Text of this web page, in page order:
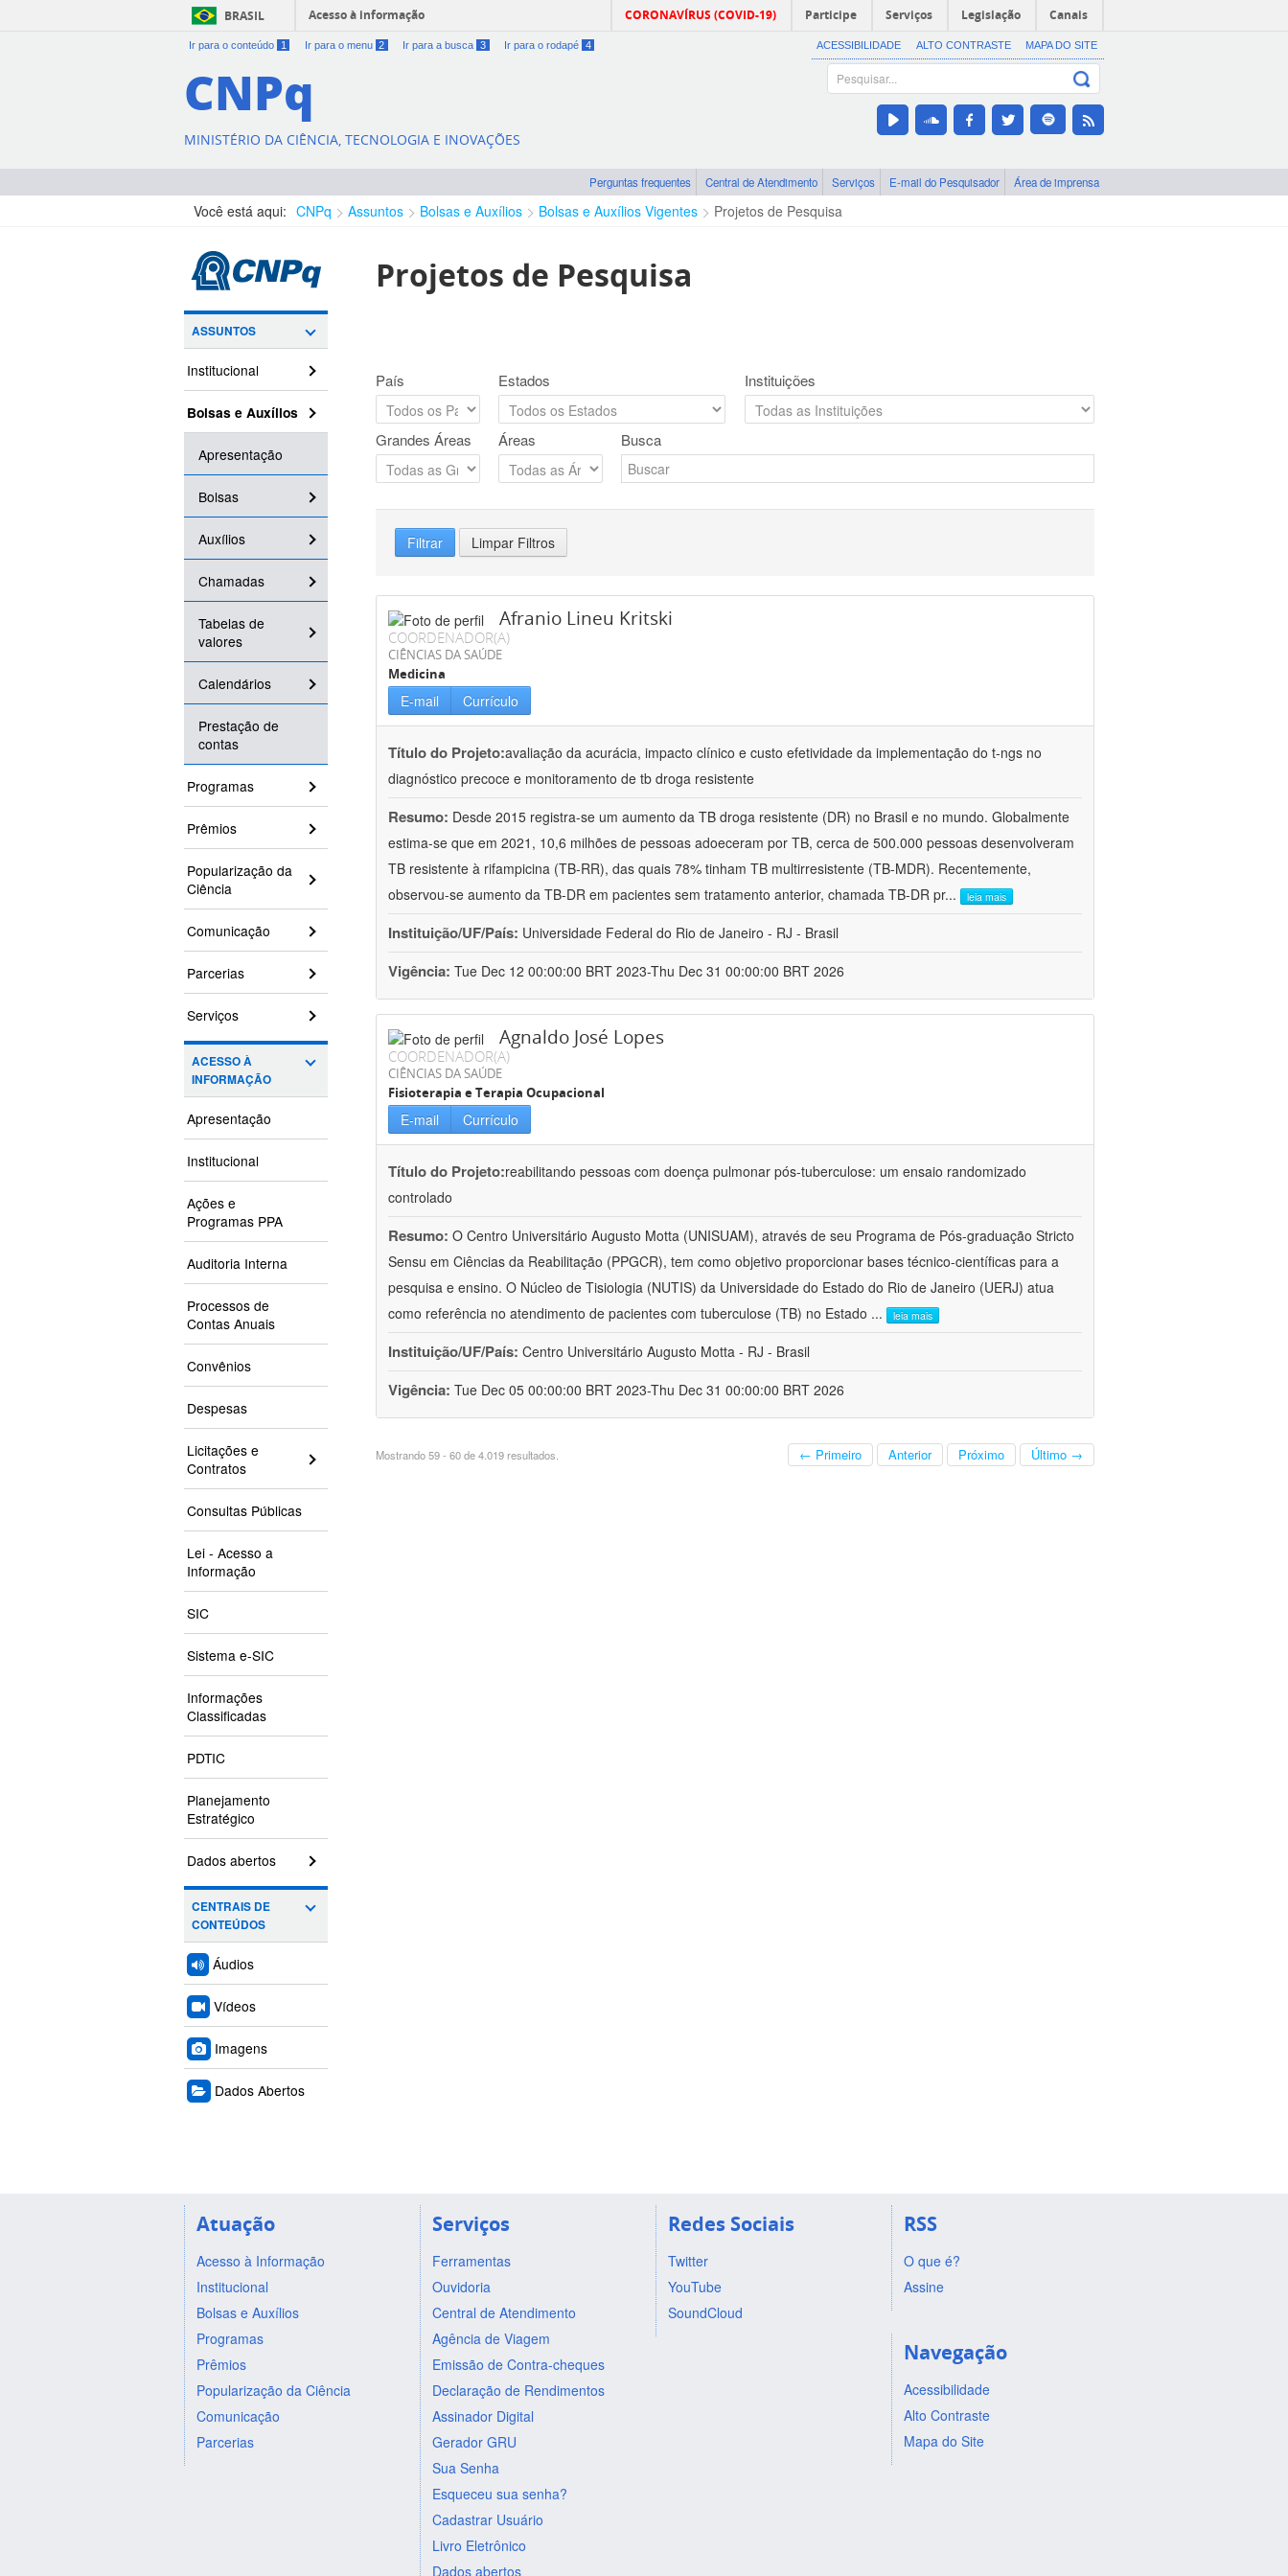
BRASIL Acesso à informação CORONAVÍRUS (COVID-19) Participe Serviços Legislação Canais
Ir para o conteúdo 1 Ir para o menu 2 Ir para a busca 3 Ir para o rodapé 4 ACESSIBILIDADE ALTO CONTRASTE MAPA DO SITE
CNPq
MINISTÉRIO DA CIÊNCIA, TECNOLOGIA E INOVAÇÕES
Perguntas frequentes Central de Atendimento Serviços E-mail do Pesquisador Área de imprensa
Você está aqui: CNPq Assuntos Bolsas e Auxílios Bolsas e Auxílios Vigentes Projetos de Pesquisa
ASSUNTOS
Institucional
Bolsas e Auxílios
Apresentação
Bolsas
Auxílios
Chamadas
Tabelas de
valores
Calendários
Prestação de
contas
Programas
Prêmios
Popularização da
Ciência
Comunicação
Parcerias
Serviços
ACESSO À
INFORMAÇÃO
Apresentação
Institucional
Ações e
Programas PPA
Auditoria Interna
Processos de
Contas Anuais
Convênios
Despesas
Licitações e
Contratos
Consultas Públicas
Lei - Acesso a
Informação
SIC
Sistema e-SIC
Informações
Classificadas
PDTIC
Planejamento
Estratégico
Dados abertos
CENTRAIS DE
CONTEÚDOS
Áudios
Vídeos
Imagens
Dados Abertos
Projetos de Pesquisa
País Estados Instituições
Grandes Áreas Áreas Busca
Filtrar Limpar Filtros
Afranio Lineu Kritski
COORDENADOR(A)
CIÊNCIAS DA SAÚDE
Medicina
E-mail Currículo
Título do Projeto:avaliação da acurácia, impacto clínico e custo efetividade da implementação do t-ngs no
diagnóstico precoce e monitoramento de tb droga resistente
Resumo: Desde 2015 registra-se um aumento da TB droga resistente (DR) no Brasil e no mundo. Globalmente
estima-se que em 2021, 10,6 milhões de pessoas adoeceram por TB, cerca de 500.000 pessoas desenvolveram
TB resistente à rifampicina (TB-RR), das quais 78% tinham TB multirresistente (TB-MDR). Recentemente,
observou-se aumento da TB-DR em pacientes sem tratamento anterior, chamada TB-DR pr... leia mais
Instituição/UF/País: Universidade Federal do Rio de Janeiro - RJ - Brasil
Vigência: Tue Dec 12 00:00:00 BRT 2023-Thu Dec 31 00:00:00 BRT 2026
Agnaldo José Lopes
COORDENADOR(A)
CIÊNCIAS DA SAÚDE
Fisioterapia e Terapia Ocupacional
E-mail Currículo
Título do Projeto:reabilitando pessoas com doença pulmonar pós-tuberculose: um ensaio randomizado
controlado
Resumo: O Centro Universitário Augusto Motta (UNISUAM), através de seu Programa de Pós-graduação Stricto
Sensu em Ciências da Reabilitação (PPGCR), tem como objetivo proporcionar bases técnico-científicas para a
pesquisa e ensino. O Núcleo de Tisiologia (NUTIS) da Universidade do Estado do Rio de Janeiro (UERJ) atua
como referência no atendimento de pacientes com tuberculose (TB) no Estado ... leia mais
Instituição/UF/País: Centro Universitário Augusto Motta - RJ - Brasil
Vigência: Tue Dec 05 00:00:00 BRT 2023-Thu Dec 31 00:00:00 BRT 2026
Mostrando 59 - 60 de 4.019 resultados. ← Primeiro Anterior Próximo Último →
Atuação
Acesso à Informação
Institucional
Bolsas e Auxílios
Programas
Prêmios
Popularização da Ciência
Comunicação
Parcerias
Serviços
Ferramentas
Ouvidoria
Central de Atendimento
Agência de Viagem
Emissão de Contra-cheques
Declaração de Rendimentos
Assinador Digital
Gerador GRU
Sua Senha
Esqueceu sua senha?
Cadastrar Usuário
Livro Eletrônico
Dados abertos
Redes Sociais
Twitter
YouTube
SoundCloud
RSS
O que é?
Assine
Navegação
Acessibilidade
Alto Contraste
Mapa do Site